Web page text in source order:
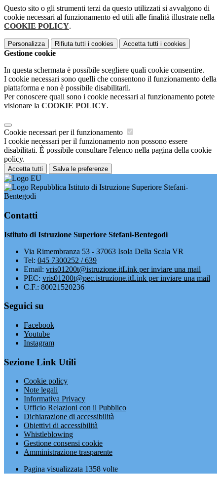
Questo sito o gli strumenti terzi da questo utilizzati si avvalgono di
cookie necessari al funzionamento ed utili alle finalità illustrate nella
COOKIE POLICY.
Personalizza Rifiuta tutti i cookies Accetta tutti i cookies
Gestione cookie
In questa schermata è possibile scegliere quali cookie consentire.
I cookie necessari sono quelli che consentono il funzionamento della
piattaforma e non è possibile disabilitarli.
Per conoscere quali sono i cookie necessari al funzionamento potete
visionare la COOKIE POLICY.
Cookie necessari per il funzionamento
I cookie necessari per il funzionamento non possono essere
disabilitati. È possibile consultare l'elenco nella pagina della cookie
policy.
Accetta tutti Salva le preferenze
Istituto di Istruzione Superiore Stefani-
Bentegodi
Contatti
Istituto di Istruzione Superiore Stefani-Bentegodi
Via Rimembranza 53 - 37063 Isola Della Scala VR
Tel: 045 7300252 / 639
Email: vris01200t@istruzione.itLink per inviare una mail
PEC: vris01200t@pec.istruzione.itLink per inviare una mail
C.F.: 80021520236
Seguici su
Facebook
Youtube
Instagram
Sezione Link Utili
Cookie policy
Note legali
Informativa Privacy
Ufficio Relazioni con il Pubblico
Dichiarazione di accessibilità
Obiettivi di accessibilità
Whistleblowing
Gestione consensi cookie
Amministrazione trasparente
Pagina visualizzata 1358 volte